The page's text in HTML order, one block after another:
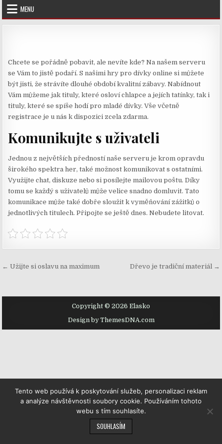
Skip
content
MENU
Chcete se pořádně pobavit, ale nevíte kde? Na našem serveru
se Vám to jistě podaří. S našimihry pro dívky online si můžete
být jisti, že strávíte dlouhé období kvalitní zábavy. Nabídnout
Vám můžeme jak tituly, které osloví chlapce a jejích tatínky, tak i
tituly, které se spíše hodí pro mladé dívky. Vše včetně
registrace je u nás k dispozici zcela zdarma.
Komunikujte s uživateli
Jednou z největších předností naše serveru je krom opravdu
širokého spektra her, také možnost komunikovat s ostatními.
Využijte chat, diskuze nebo si posílejte mailovou poštu. Díky
tomu se každý s uživatelů může velice snadno domluvit. Tato
komunikace může také dobře sloužit k vyměňování zážitků o
jednotlivých titulech. Připojte se ještě dnes. Nebudete litovat.
Navigace
příspěvek
Dřevo je tradiční materiál →
← Užijte si oslavu na maximum
Copyright © 2026 Elasko
Design by ThemesDNA.com
Tento web používá k poskytování služeb, personalizaci reklam
a analýze návštěvnosti soubory cookie. Používáním tohoto
webu s tím souhlasíte.
SOUHLASÍM